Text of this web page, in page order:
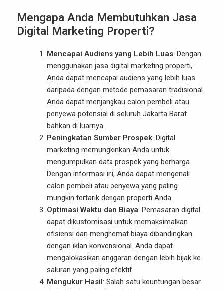
Mengapa Anda Membutuhkan Jasa
Digital Marketing Properti?
Mencapai Audiens yang Lebih Luas: Dengan
menggunakan jasa digital marketing properti,
Anda dapat mencapai audiens yang lebih luas
daripada dengan metode pemasaran tradisional.
Anda dapat menjangkau calon pembeli atau
penyewa potensial di seluruh Jakarta Barat
bahkan di luarnya.
Peningkatan Sumber Prospek: Digital
marketing memungkinkan Anda untuk
mengumpulkan data prospek yang berharga.
Dengan informasi ini, Anda dapat mengenali
calon pembeli atau penyewa yang paling
mungkin tertarik dengan properti Anda.
Optimasi Waktu dan Biaya: Pemasaran digital
dapat dikustomisasi untuk memaksimalkan
efisiensi dan menghemat biaya dibandingkan
dengan iklan konvensional. Anda dapat
mengalokasikan anggaran dengan lebih bijak ke
saluran yang paling efektif.
Mengukur Hasil: Salah satu keuntungan besar